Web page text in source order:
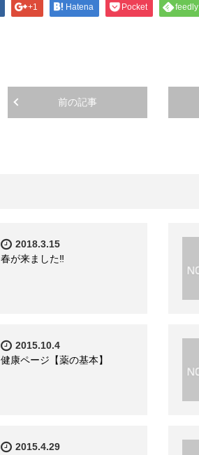
+1 Hatena Pocket feedly
前の記事
2018.3.15
春が来ました‼️
2015.10.4
健康ページ【薬の基本】
2015.4.29